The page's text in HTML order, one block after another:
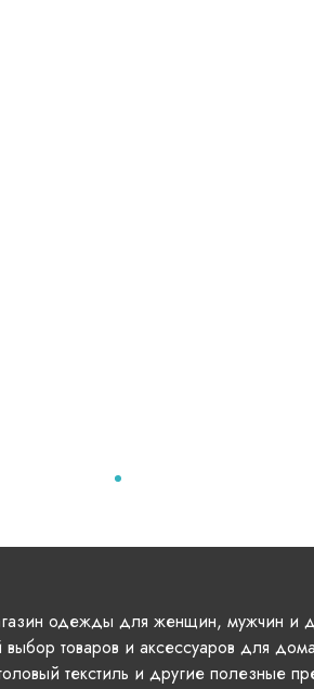
одежды для женщин, мужчин и
товаров и аксессуаров для
текстиль и другие полезные